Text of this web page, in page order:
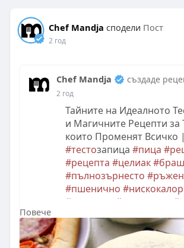
Chef Mandja сподели Пост
2 год
Chef Mandja създаде
2 год
Тайните на Идеалното
и Магичните Рецепти за
които Променят Всичко |
#тестозапица #пица
#рецепта #целиак
#пълнозърнесто
#пшенично
#втасване
#замесване
#бакпулвер
Повече